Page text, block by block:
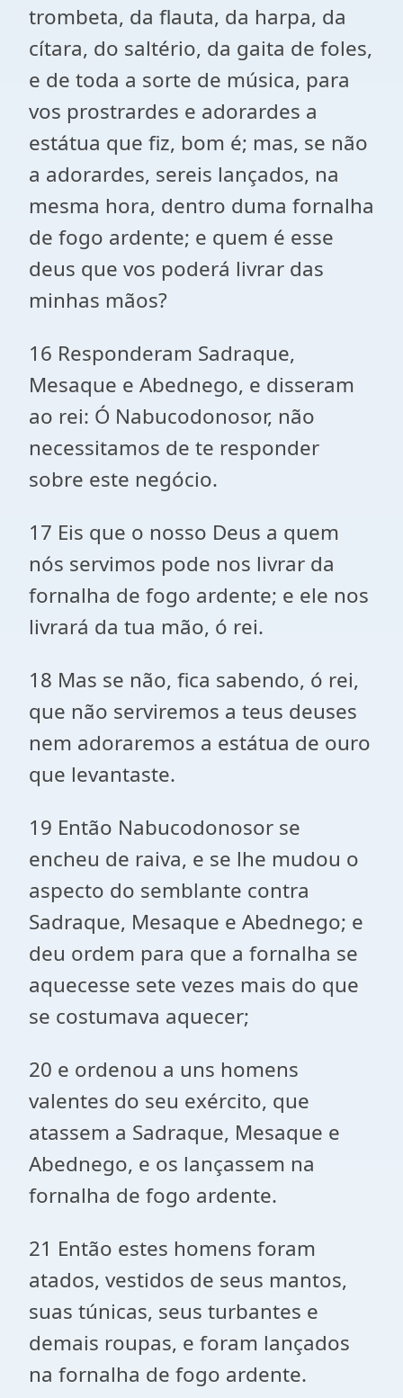
trombeta, da flauta, da harpa, da
cítara, do saltério, da gaita de foles,
e de toda a sorte de música, para
vos prostrardes e adorardes a
estátua que fiz, bom é; mas, se não
a adorardes, sereis lançados, na
mesma hora, dentro duma fornalha
de fogo ardente; e quem é esse
deus que vos poderá livrar das
minhas mãos?
16 Responderam Sadraque,
Mesaque e Abednego, e disseram
ao rei: Ó Nabucodonosor, não
necessitamos de te responder
sobre este negócio.
17 Eis que o nosso Deus a quem
nós servimos pode nos livrar da
fornalha de fogo ardente; e ele nos
livrará da tua mão, ó rei.
18 Mas se não, fica sabendo, ó rei,
que não serviremos a teus deuses
nem adoraremos a estátua de ouro
que levantaste.
19 Então Nabucodonosor se
encheu de raiva, e se lhe mudou o
aspecto do semblante contra
Sadraque, Mesaque e Abednego; e
deu ordem para que a fornalha se
aquecesse sete vezes mais do que
se costumava aquecer;
20 e ordenou a uns homens
valentes do seu exército, que
atassem a Sadraque, Mesaque e
Abednego, e os lançassem na
fornalha de fogo ardente.
21 Então estes homens foram
atados, vestidos de seus mantos,
suas túnicas, seus turbantes e
demais roupas, e foram lançados
na fornalha de fogo ardente.